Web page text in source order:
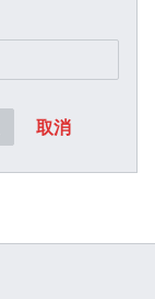
取消